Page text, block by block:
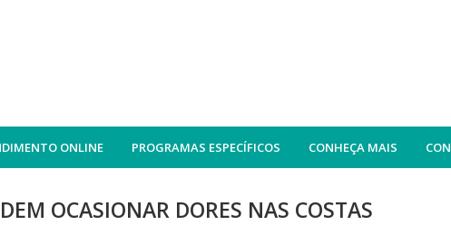
ONLINE PROGRAMAS ESPECÍFICOS CONHEÇA MAIS
OCASIONAR DORES NAS COSTAS